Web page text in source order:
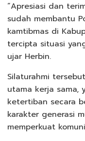
“Apresiasi dan
sudah membantu
kamtibmas di
tercipta situasi
ujar Herbin.
Silaturahmi
utama kerja sama,
ketertiban secara
karakter generasi
memperkuat